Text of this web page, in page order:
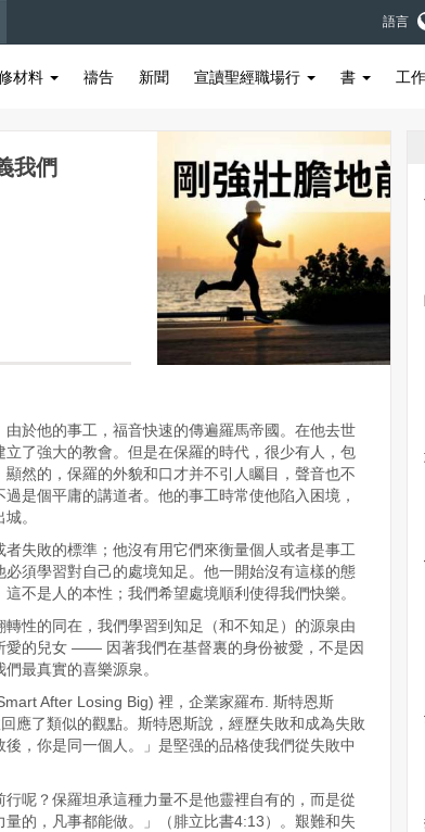
語言
材料 禱告 新聞 宣讀聖經職場行 書 工
我們
於他的事工，福音快速的傳遍羅馬帝國。在他去世
了強大的教會。但是在保羅的時代，很少有人，包
然的，保羅的外貌和口才并不引人矚目，聲音也不
是個平庸的講道者。他的事工時常使他陷入困境，
。
失敗的標準；他沒有用它們來衡量個人或者是事工
須學習對自己的處境知足。他一開始沒有這樣的態
不是人的本性；我們希望處境順利使得我們快樂。
性的同在，我們學習到知足（和不知足）的源泉由
愛的兒女 —— 因著我們在基督裏的身份被愛，不是因
最真實的喜樂源泉。
After Losing Big) 裡，企業家羅布. 斯特恩斯
應了類似的觀點。斯特恩斯說，經歷失敗和成為失敗
，你是同一個人。」是堅强的品格使我們從失敗中
呢？保羅坦承這種力量不是他靈裡自有的，而是從
的，凡事都能做。」（腓立比書4:13）。艱難和失